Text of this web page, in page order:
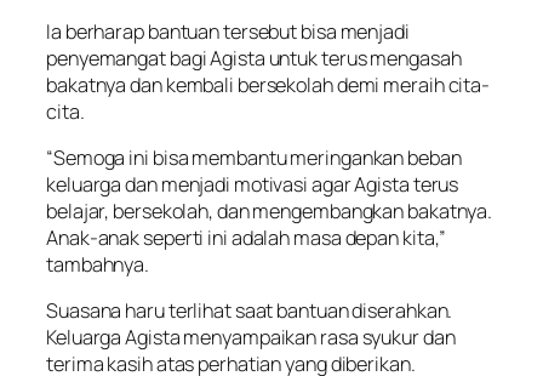
Ia berharap bantuan tersebut bisa menjadi
penyemangat bagi Agista untuk terus mengasah
bakatnya dan kembali bersekolah demi meraih cita-
cita.
“Semoga ini bisa membantu meringankan beban
keluarga dan menjadi motivasi agar Agista terus
belajar, bersekolah, dan mengembangkan bakatnya.
Anak-anak seperti ini adalah masa depan kita,”
tambahnya.
Suasana haru terlihat saat bantuan diserahkan.
Keluarga Agista menyampaikan rasa syukur dan
terima kasih atas perhatian yang diberikan.